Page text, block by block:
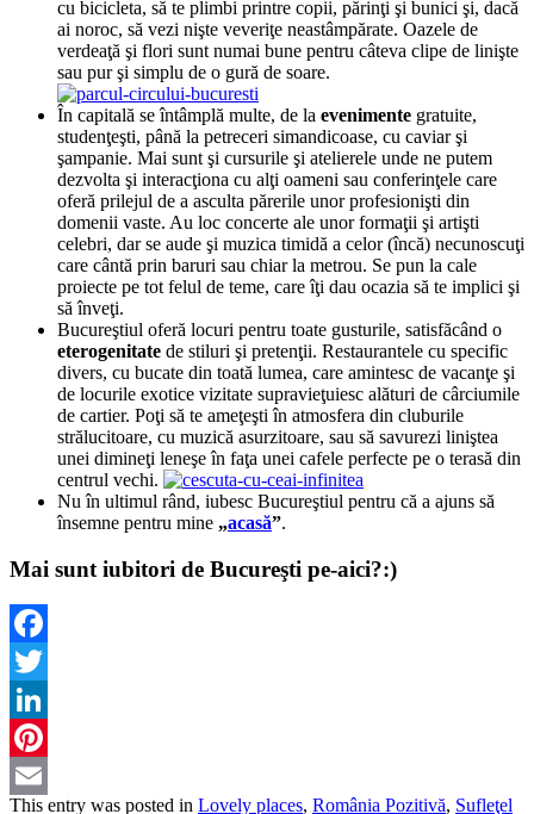
cu bicicleta, să te plimbi printre copii, părinţi şi bunici şi, dacă
ai noroc, să vezi nişte veveriţe neastâmpărate. Oazele de
verdeaţă şi flori sunt numai bune pentru câteva clipe de linişte
sau pur şi simplu de o gură de soare.
În capitală se întâmplă multe, de la evenimente gratuite,
studenţeşti, până la petreceri simandicoase, cu caviar şi
şampanie. Mai sunt şi cursurile şi atelierele unde ne putem
dezvolta şi interacţiona cu alţi oameni sau conferinţele care
oferă prilejul de a asculta părerile unor profesionişti din
domenii vaste. Au loc concerte ale unor formaţii şi artişti
celebri, dar se aude şi muzica timidă a celor (încă) necunoscuţi
care cântă prin baruri sau chiar la metrou. Se pun la cale
proiecte pe tot felul de teme, care îţi dau ocazia să te implici şi
să înveţi.
Bucureştiul oferă locuri pentru toate gusturile, satisfăcând o
eterogenitate de stiluri şi pretenţii. Restaurantele cu specific
divers, cu bucate din toată lumea, care amintesc de vacanţe şi
de locurile exotice vizitate supravieţuiesc alături de cârciumile
de cartier. Poţi să te ameţeşti în atmosfera din cluburile
strălucitoare, cu muzică asurzitoare, sau să savurezi liniştea
unei dimineţi leneşe în faţa unei cafele perfecte pe o terasă din
centrul vechi.
Nu în ultimul rând, iubesc Bucureştiul pentru că a ajuns să
însemne pentru mine „acasă”.
Mai sunt iubitori de Bucureşti pe-aici?:)
Facebook
Twitter
LinkedIn
Pinterest
This entry was posted in Lovely places, România Pozitivă, Sufleţel